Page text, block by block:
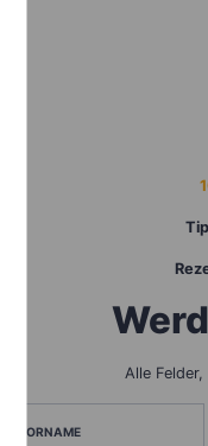
Alle
VORNAME